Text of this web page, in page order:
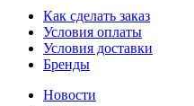
Как сделать заказ
Условия оплаты
Условия доставки
Бренды
Новости